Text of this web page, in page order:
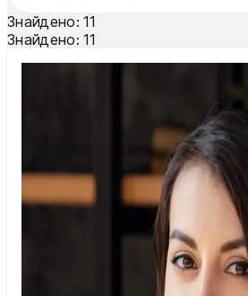
Шостка
Житомир
Знайдено: 11
Знайдено: 11